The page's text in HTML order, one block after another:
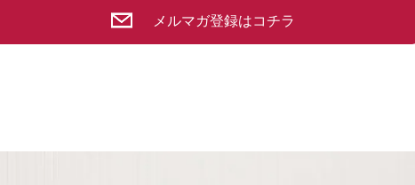
メルマガ登録はコチラ